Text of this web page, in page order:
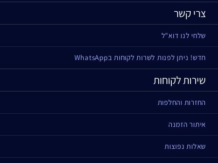
צרי קשר
שלחי לנו דוא"ל
חדש! ניתן לפנות לשרות לקוחות בWhatsApp
שירות לקוחות
החזרות והחלפות
איתור הזמנה
שאלות נפוצות